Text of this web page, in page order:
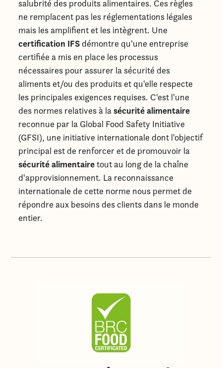
salubrité des produits alimentaires. Ces règles
ne remplacent pas les réglementations légales
mais les amplifient et les intègrent. Une
certification IFS démontre qu'une entreprise
certifiée a mis en place les processus
nécessaires pour assurer la sécurité des
aliments et/ou des produits et qu'elle respecte
les principales exigences requises. C'est l'une
des normes relatives à lasécurité alimentaire
reconnue par la Global Food Safety Initiative
(GFSI), une initiative internationale dont l'objectif
principal est de renforcer et de promouvoir la
sécurité alimentairetout au long de la chaîne
d'approvisionnement. La reconnaissance
internationale de cette norme nous permet de
répondre aux besoins des clients dans le monde
entier.